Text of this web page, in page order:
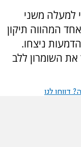
למעלה משני
המהווה תיקון
ניצחו.
את השומרון ללב
דווחו לנו